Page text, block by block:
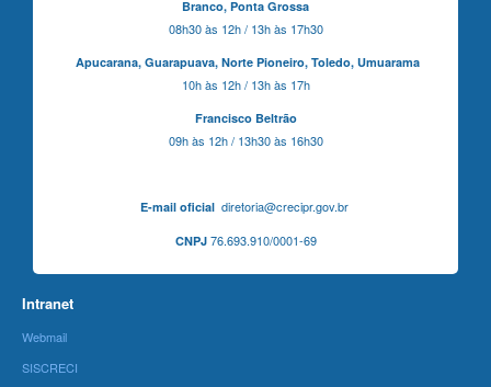
Branco, Ponta Grossa
08h30 às 12h / 13h às 17h30
Apucarana, Guarapuava, Norte Pioneiro, Toledo, Umuarama
10h às 12h / 13h às 17h
Francisco Beltrão
09h às 12h / 13h30 às 16h30
E-mail oficialdiretoria@crecipr.gov.br
CNPJ76.693.910/0001-69
Intranet
Webmail
SISCRECI